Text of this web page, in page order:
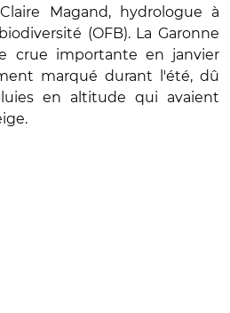
Magand, hydrologue à
(OFB). La Garonne
crue importante en janvier
marqué durant l'été, dû
en altitude qui avaient